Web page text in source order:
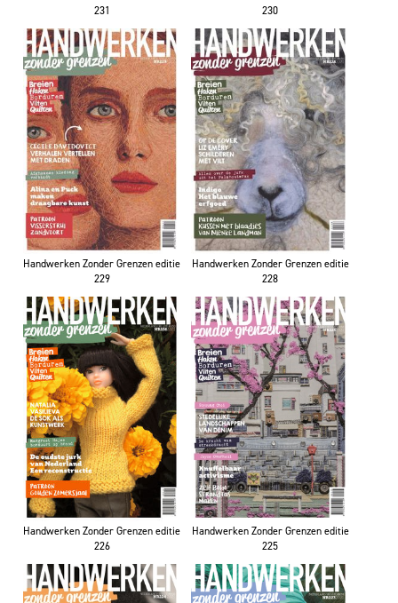
231
230
Handwerken Zonder Grenzen editie
229
Handwerken Zonder Grenzen editie
228
Handwerken Zonder Grenzen editie
226
Handwerken Zonder Grenzen editie
225